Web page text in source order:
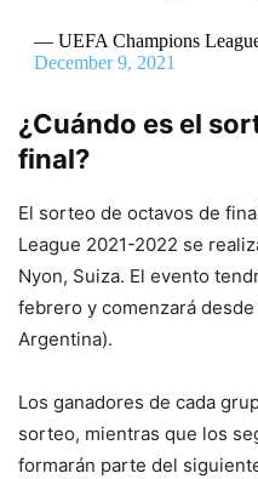
— UEFA Champions
December 9, 2021
¿Cuándo es el
final?
El sorteo de octavos de
League 2021-2022 se
Nyon, Suiza. El evento
febrero y comenzará desde
Argentina).
Los ganadores de cada
sorteo, mientras que los
formarán parte del